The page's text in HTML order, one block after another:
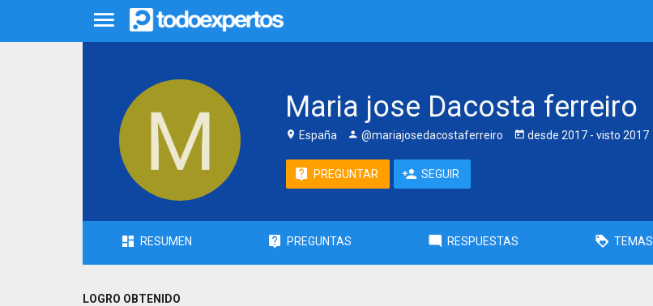
Maria jose Dacosta ferreiro
España @mariajosedacostaferreiro desde 2017 - visto 2017
PREGUNTAR SEGUIR
RESUMEN PREGUNTAS RESPUESTAS TEMAS
LOGRO OBTENIDO